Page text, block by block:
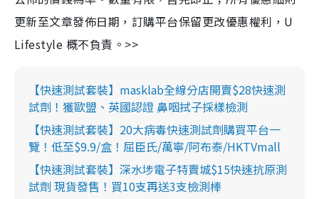
更新至文章發佈日期，訂購平台保留更改優惠權利，U
Lifestyle 概不負責。>>
【快速測試套裝】masklab全線分店開賣$28快速測
試劑！獲歐盟、英國認證 鼻咽拭子採樣檢測
【快速測試套裝】20大病毒快速測試劑購買平台一
覽！低至$9.9/盒！屈臣氏/萬寧/阿布泰/HKTVmall
【快速測試套裝】深水埗電子特賣城$15快速抗原測
試劑 現貨發售！買10支再送3支檢測棒